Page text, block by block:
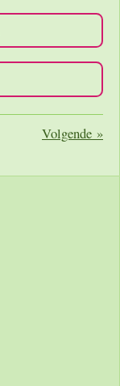
Volgende »